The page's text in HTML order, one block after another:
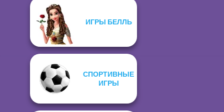
ИГРЫ БЕЛЛЬ
СПОРТИВНЫЕ
ИГРЫ